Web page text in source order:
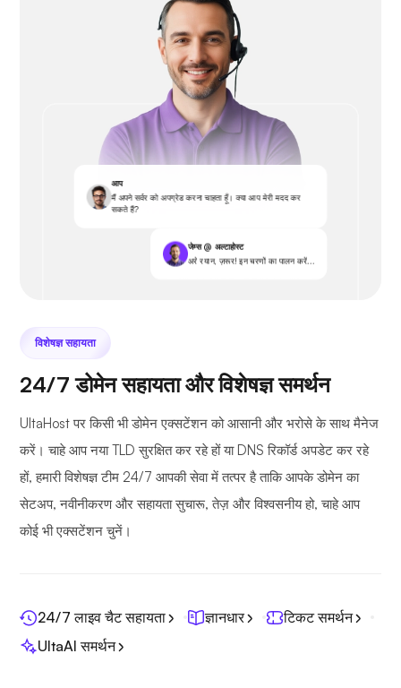
आप
मैं अपने सर्वर को अपग्रेड करना चाहता हूँ। क्या आप मेरी मदद कर
सकते हैं?
जेम्स @ अल्टाहोस्ट
अरे रयान, ज़रूर! इन चरणों का पालन करें...
विशेषज्ञ सहायता
24/7 डोमेन सहायता और विशेषज्ञ समर्थन
UltaHost पर किसी भी डोमेन एक्सटेंशन को आसानी और भरोसे के साथ मैनेज
करें। चाहे आप नया TLD सुरक्षित कर रहे हों या DNS रिकॉर्ड अपडेट कर रहे
हों, हमारी विशेषज्ञ टीम 24/7 आपकी सेवा में तत्पर है ताकि आपके डोमेन का
सेटअप, नवीनीकरण और सहायता सुचारू, तेज़ और विश्वसनीय हो, चाहे आप
कोई भी एक्सटेंशन चुनें।
24/7 लाइव चैट सहायता ज्ञानधार
टिकट समर्थन
UltaAI समर्थन